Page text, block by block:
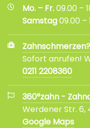
Mo. – Fr.09.00 –
Samstag09.00 –
Sofort anrufen!
0211 2208360
360°zahn -
Werdener Str. 6,
Google Maps